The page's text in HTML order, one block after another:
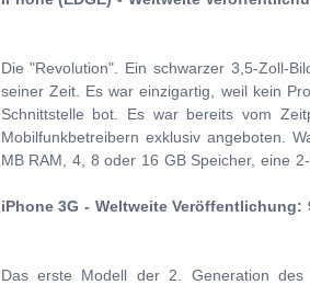
Die "Revolution". Ein schwarzer 3,5-Zoll-
seiner Zeit. Es war einzigartig, weil kein
Schnittstelle bot. Es war bereits vom
Mobilfunkbetreibern exklusiv angeboten.
MB RAM, 4, 8 oder 16 GB Speicher, eine
iPhone 3G - Weltweite Veröffentlichung:
Das erste Modell der 2. Generation